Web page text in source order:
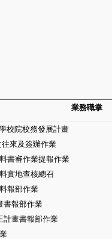
業務職掌
校院校務發展計畫
來及簽辦作業
書審作業提報作業
實地查核總召
報部作業
書報部作業
計畫書報部作業